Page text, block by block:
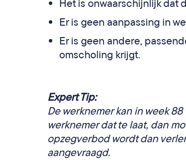
Het is onwaarschijnlijk dat
Er is geen aanpassing in
Er is geen andere,
omscholing krijgt.
Expert Tip:
De werknemer kan in week
werknemer dat te laat, dan
opzegverbod wordt dan
aangevraagd.